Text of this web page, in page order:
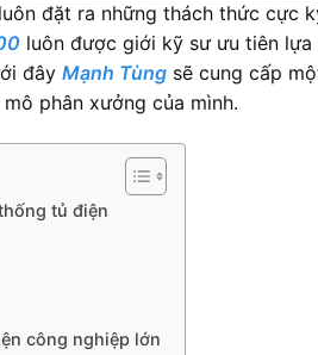
đặt ra những thách thức cực
luôn được giới kỹ sư ưu tiên
đây Mạnh Tùng sẽ cung cấp
phân xưởng của mình.
tủ điện
công nghiệp lớn